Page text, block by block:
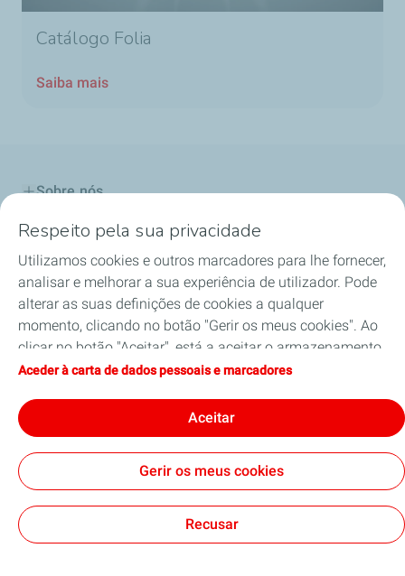
Catálogo Folia
Saiba mais
Sobre nós
Os Nossos Produtos
Os Nossos Serviços
Qualidade e Segurança
Meio Ambiente
Nota Legal e de Privacidade
Respeito pela sua privacidade
Utilizamos cookies e outros marcadores para lhe fornecer,
analisar e melhorar a sua experiência de utilizador. Pode
alterar as suas definições de cookies a qualquer
momento, clicando no botão "Gerir os meus cookies". Ao
clicar no botão "Aceitar", está a aceitar o armazenamento
de todos os cookies. Se clicar em "Recusar", apenas serão
funcionamento do site. Para obter mais informações,
pode consultar a página "Carta de dados pessoais e
marcadores".
Aceder à carta de dados pessoais e marcadores
Aceitar
Gerir os meus cookies
Recusar